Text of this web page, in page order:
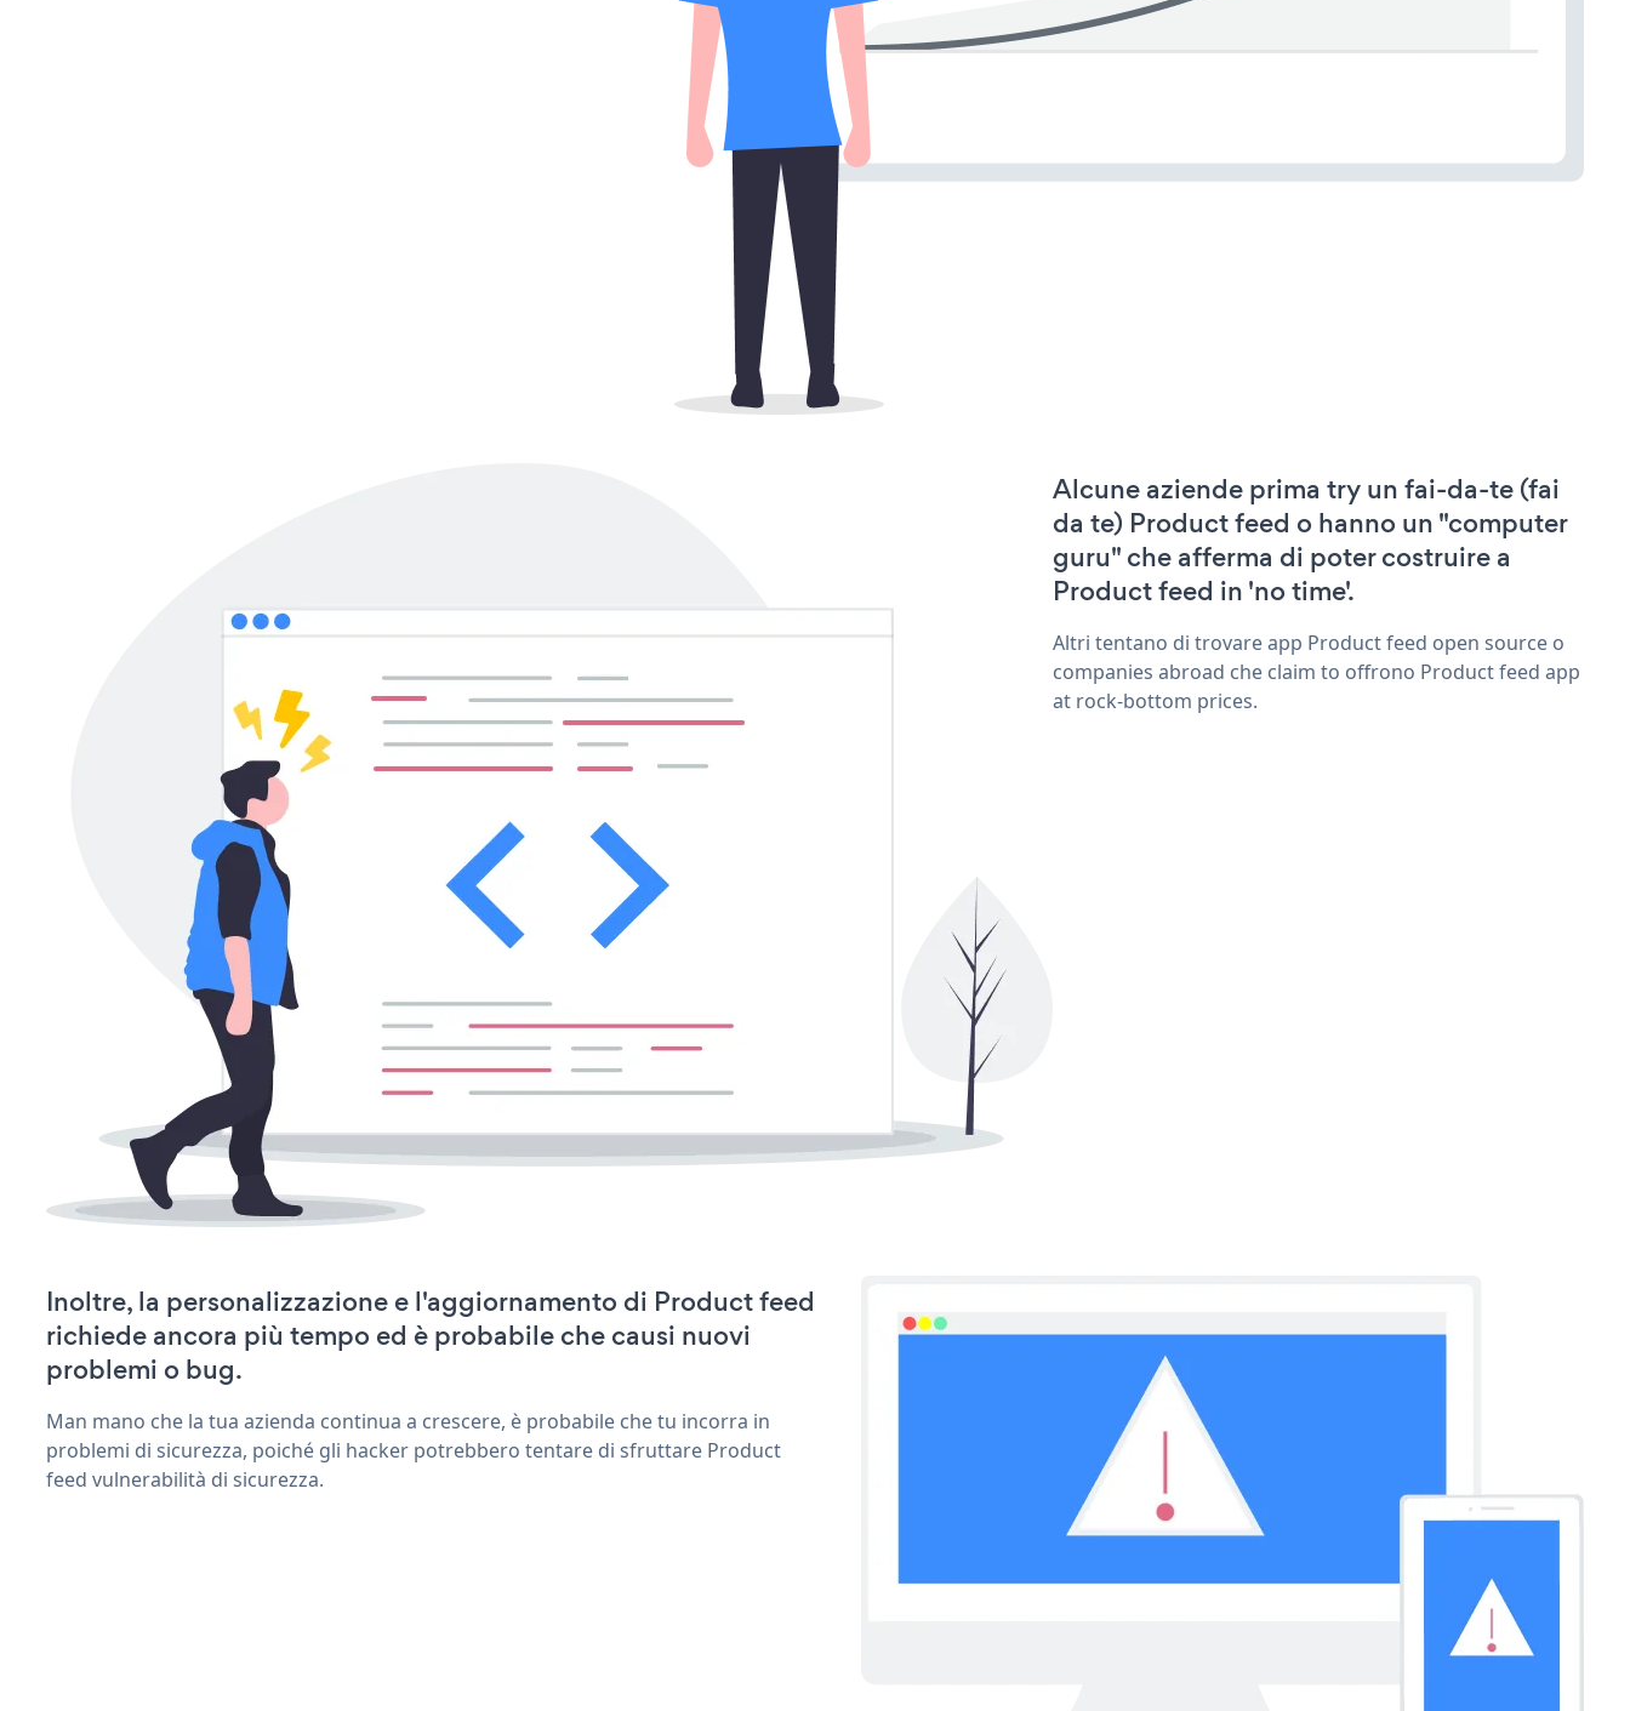
Alcune aziende prima try un fai-da-te (fai
da te) Product feed o hanno un "computer
guru" che afferma di poter costruire a
Product feed in 'no time'.
Altri tentano di trovare app Product feed open source o
companies abroad che claim to offrono Product feed app
at rock-bottom prices.
Inoltre, la personalizzazione e l'aggiornamento di Product feed
richiede ancora più tempo ed è probabile che causi nuovi
problemi o bug.
Man mano che la tua azienda continua a crescere, è probabile che tu incorra in
problemi di sicurezza, poiché gli hacker potrebbero tentare di sfruttare Product
feed vulnerabilità di sicurezza.